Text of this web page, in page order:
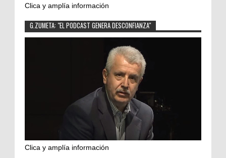
Clica y amplía información
G.ZUMETA: "EL PODCAST GENERA DESCONFIANZA"
Clica y amplía información